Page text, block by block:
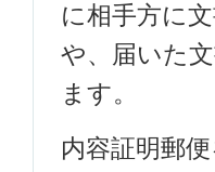
に相手方に
や、届いた
ます。
内容証明郵